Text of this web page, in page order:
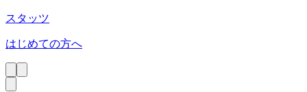
スタッツ
はじめての方へ